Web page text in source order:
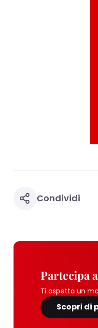
Condividi
Partecipa
Ti aspetta un
Scopri di